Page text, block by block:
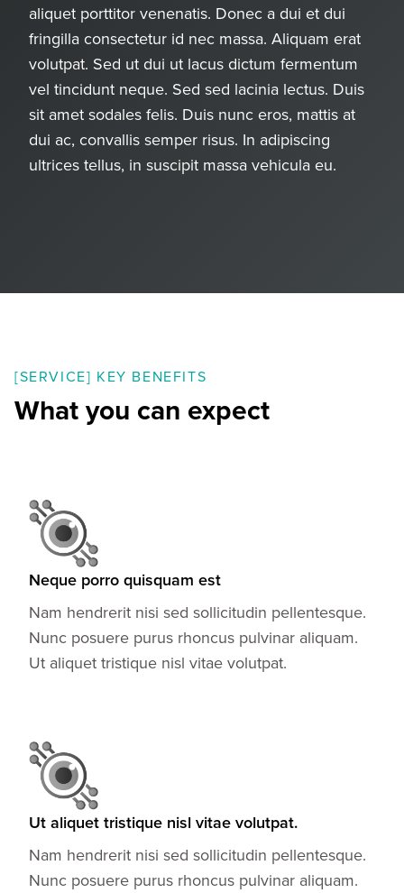
aliquet porttitor venenatis. Donec a dui et dui
fringilla consectetur id nec massa. Aliquam erat
volutpat. Sed ut dui ut lacus dictum fermentum
vel tincidunt neque. Sed sed lacinia lectus. Duis
sit amet sodales felis. Duis nunc eros, mattis at
dui ac, convallis semper risus. In adipiscing
ultrices tellus, in suscipit massa vehicula eu.
[SERVICE] KEY BENEFITS
What you can expect
Neque porro quisquam est
Nam hendrerit nisi sed sollicitudin pellentesque.
Nunc posuere purus rhoncus pulvinar aliquam.
Ut aliquet tristique nisl vitae volutpat.
Ut aliquet tristique nisl vitae volutpat.
Nam hendrerit nisi sed sollicitudin pellentesque.
Nunc posuere purus rhoncus pulvinar aliquam.